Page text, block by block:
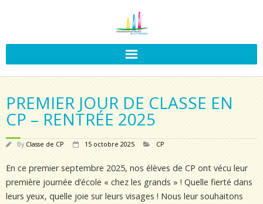
PREMIER JOUR DE CLASSE EN
CP – RENTRÉE 2025
By Classe de CP 15 octobre 2025 CP
En ce premier septembre 2025, nos élèves de CP ont vécu leur
première journée d’école « chez les grands » ! Quelle fierté dans
leurs yeux, quelle joie sur leurs visages ! Nous leur souhaitons